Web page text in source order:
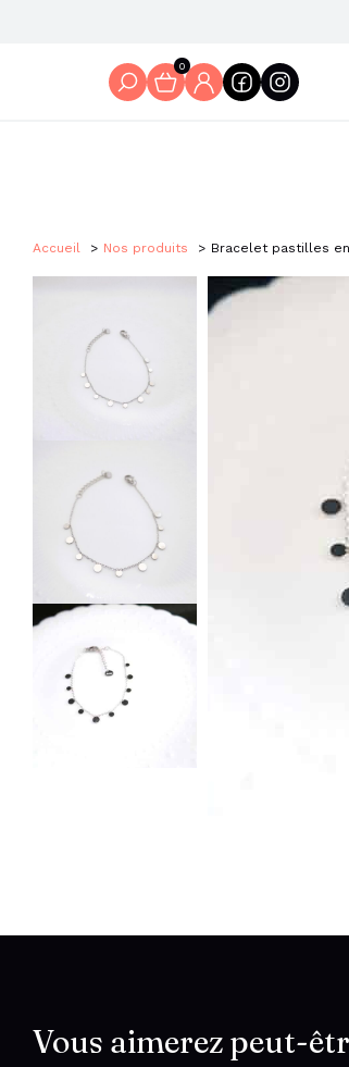
0
Accueil Nos produits Bracelet pastilles
Vous aimerez peut-